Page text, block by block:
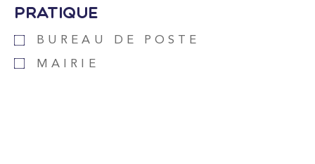
Pratique
BUREAU DE POSTE
MAIRIE